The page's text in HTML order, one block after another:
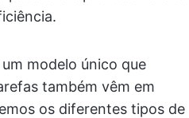
modelo único que
também vêm em
os diferentes tipos de